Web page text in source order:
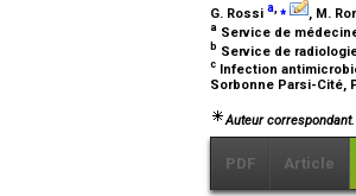
G. Rossi a,⁎ , M.
a Service de
b Service de
c Infection
Sorbonne Parsi-Cité,
Auteur correspondant.
PDF Article